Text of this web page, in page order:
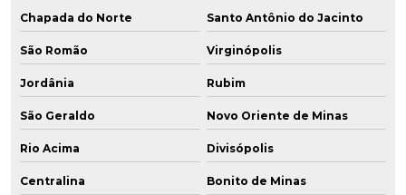
Chapada do Norte Santo Antônio do Jacinto
São Romão Virginópolis
Jordânia Rubim
São Geraldo Novo Oriente de Minas
Rio Acima Divisópolis
Centralina Bonito de Minas